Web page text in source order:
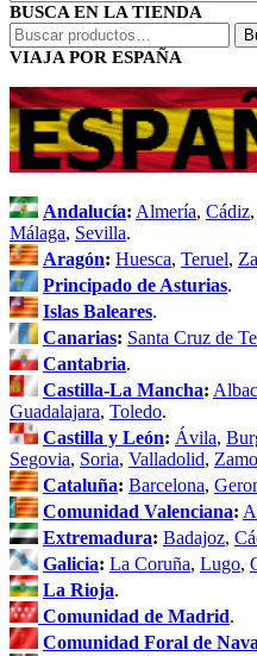
BUSCA EN LA TIENDA
Buscar
por:
VIAJA POR ESPAÑA
Andalucía: Almería, Cádiz,
Málaga, Sevilla.
Aragón: Huesca, Teruel,
Principado de Asturias.
Islas Baleares.
Canarias: Santa Cruz de
Cantabria.
Castilla-La Mancha:
Guadalajara, Toledo.
Castilla y León: Ávila,
Segovia, Soria, Valladolid,
Cataluña: Barcelona,
Comunidad Valenciana:
Extremadura: Badajoz,
Galicia: La Coruña, Lugo,
La Rioja.
Comunidad de Madrid.
Comunidad Foral de